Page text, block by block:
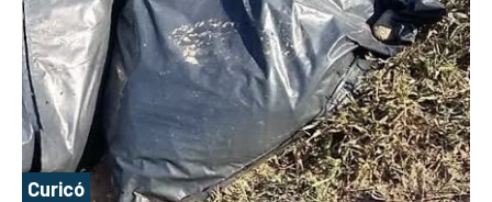
Curicó